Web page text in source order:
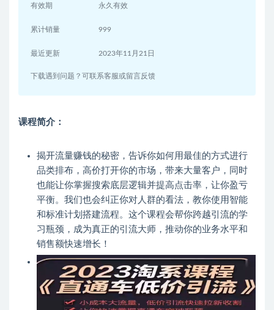
有效期 永久有效
累计销量 999
最近更新 2023年11月21日
下载遇到问题？可联系客服或留言反馈
课程简介：
揭开流量赚钱的秘密，告诉你如何用最佳的方式进行
品类排布，高价打开你的市场，带来大量客户，同时
也能让你掌握搜索底层逻辑并提高点击率，让你盈亏
平衡。我们也会纠正你对人群的看法，教你使用智能
和标准计划搭建流程。这个课程会帮你跨越引流的学
习瓶颈，成为真正的引流大师，推动你的业务水平和
销售额快速增长！